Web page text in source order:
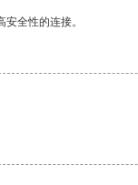
全性的连接。